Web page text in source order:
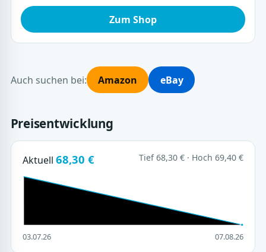
Zum Shop
Auch suchen bei: Amazon eBay
Preisentwicklung
Aktuell 68,30 € Tief 68,30 € · Hoch 69,40 €
03.07.26 07.08.26